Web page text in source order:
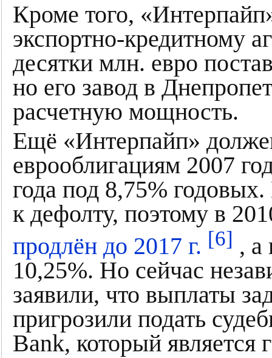
Кроме того,
экспортно-кредитному
десятки млн. евро
но его завод в
расчетную мощность.
Ещё «Интерпайп»
еврооблигациям 2007
года под 8,75%
к дефолту, поэтому в
продлён до 2017 г. [6] , а
10,25%. Но сейчас
заявили, что выплаты
пригрозили подать
Bank, который является